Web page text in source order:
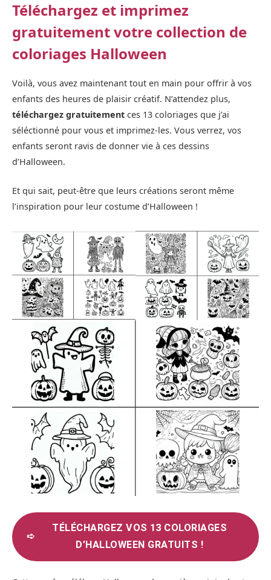
Téléchargez et imprimez
gratuitement votre collection de
coloriages Halloween
Voilà, vous avez maintenant tout en main pour offrir à vos
enfants des heures de plaisir créatif. N’attendez plus,
téléchargez gratuitement ces 13 coloriages que j’ai
séléctionné pour vous et imprimez-les. Vous verrez, vos
enfants seront ravis de donner vie à ces dessins
d’Halloween.
Et qui sait, peut-être que leurs créations seront même
l’inspiration pour leur costume d’Halloween !
➪
TÉLÉCHARGEZ VOS 13 COLORIAGES
D’HALLOWEEN GRATUITS !